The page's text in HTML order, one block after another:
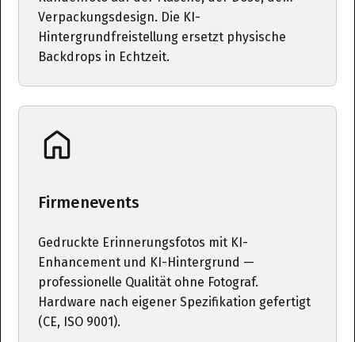
Verpackungsdesign. Die KI-
Hintergrundfreistellung ersetzt physische
Backdrops in Echtzeit.
Firmenevents
Gedruckte Erinnerungsfotos mit KI-
Enhancement und KI-Hintergrund —
professionelle Qualität ohne Fotograf.
Hardware nach eigener Spezifikation gefertigt
(CE, ISO 9001).